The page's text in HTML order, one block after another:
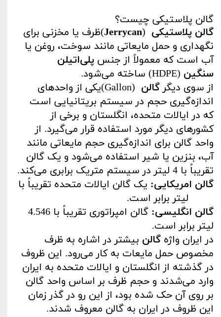
گالن پلاستیکی چیست؟
گالن پلاستیکی
(Jerrycan)
ظرف یا مخزنی برای
نگهداری و حمل مایعاتی مانند سوخت، روغن یا
آب است که معمولاً از جنس پلی‌اتیلن
سنگین (HDPE) ساخته می‌شود.
از سوی دیگر گالن (Gallon)یکی از واحدهای
اندازه‌گیری حجم در سیستم بریتانیایی است
که در ایالات متحده، انگلستان و برخی از
کشورهای دیگر مورد استفاده قرار می‌گیرد. از
واحد گالن برای اندازه‌گیری حجم مایعاتی مانند
آب، بنزین یا شیر استفاده می‌شود و یک گالن
تقریباً با 4 لیتر در سیستم متریک برابری می‌کند
.
گالن امریکایی: یک گالن ایالات متحده تقریباً با
.
گالن انگلیسی:
گالن امپراتوری تقریباً با 4.546
لیتر برابر است.
در ایران واژه گالن بیشتر در اشاره به ظرف
مخصوص حمل مایعات به کار می‌رود. این ظروف
در گذشته از انگلستان و ایالات متحده به ایران
وارد می‌شدند و حجم ظرف بر اساس واحد گالن
بر روی آن حک شده بود، از این رو در گذر زمان
این ظروف در ایران به گالن معروف شدند.